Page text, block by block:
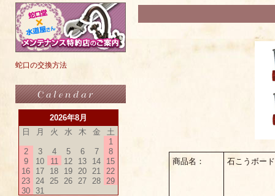
蛇口の交換方法
2026年8月
日
月 火 水 木 金
土
1
2
3 4 5 6 7
8
9
10 11 12 13 14
15
16
17 18 19 20 21
22
23
24 25 26 27 28
29
30
31
商品名： 石こうボー